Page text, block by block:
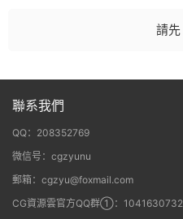
請先
聯系我們
QQ：208352769
微信号：cgzyunu
郵箱：cgzyu@foxmail.com
CG資源雲官方QQ群①：1041630732